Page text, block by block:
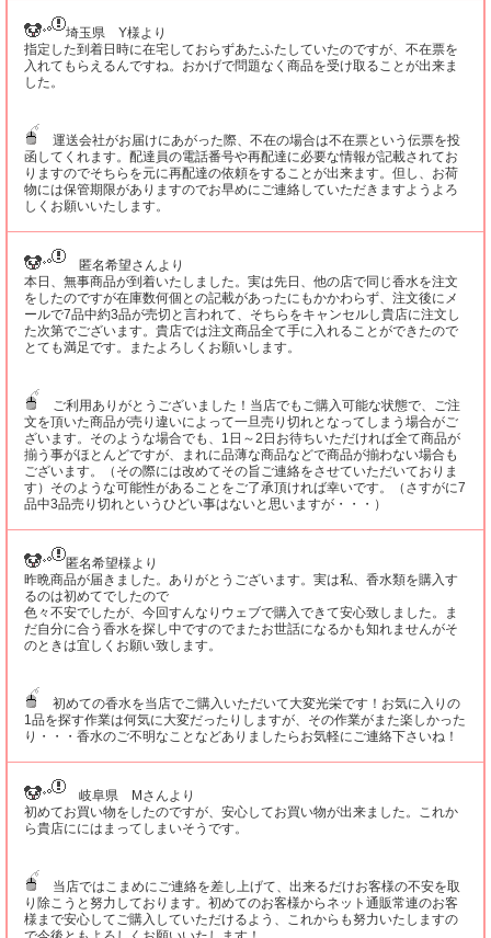
埼玉県 Y様より
指定した到着日時に在宅しておらずあたふたしていたのですが、不在票を
入れてもらえるんですね。おかげで問題なく商品を受け取ることが出来ま
した。
運送会社がお届けにあがった際、不在の場合は不在票という伝票を投
函してくれます。配達員の電話番号や再配達に必要な情報が記載されてお
りますのでそちらを元に再配達の依頼をすることが出来ます。但し、お荷
物には保管期限がありますのでお早めにご連絡していただきますようよろ
しくお願いいたします。
匿名希望さんより
本日、無事商品が到着いたしました。実は先日、他の店で同じ香水を注文
をしたのですが在庫数何個との記載があったにもかかわらず、注文後にメ
ールで7品中約3品が売切と言われて、そちらをキャンセルし貴店に注文し
た次第でございます。貴店では注文商品全て手に入れることができたので
とても満足です。またよろしくお願いします。
ご利用ありがとうございました！当店でもご購入可能な状態で、ご注
文を頂いた商品が売り違いによって一旦売り切れとなってしまう場合がご
ざいます。そのような場合でも、1日～2日お待ちいただければ全て商品が
揃う事がほとんどですが、まれに品薄な商品などで商品が揃わない場合も
ございます。（その際には改めてその旨ご連絡をさせていただいておりま
す）そのような可能性があることをご了承頂ければ幸いです。（さすがに7
品中3品売り切れというひどい事はないと思いますが・・・）
匿名希望様より
昨晩商品が届きました。ありがとうございます。実は私、香水類を購入す
るのは初めてでしたので
色々不安でしたが、今回すんなりウェブで購入できて安心致しました。ま
だ自分に合う香水を探し中ですのでまたお世話になるかも知れませんがそ
のときは宜しくお願い致します。
初めての香水を当店でご購入いただいて大変光栄です！お気に入りの
1品を探す作業は何気に大変だったりしますが、その作業がまた楽しかった
り・・・香水のご不明なことなどありましたらお気軽にご連絡下さいね！
岐阜県 Mさんより
初めてお買い物をしたのですが、安心してお買い物が出来ました。これか
ら貴店ににはまってしまいそうです。
当店ではこまめにご連絡を差し上げて、出来るだけお客様の不安を取
り除こうと努力しております。初めてのお客様からネット通販常連のお客
様まで安心してご購入していただけるよう、これからも努力いたしますの